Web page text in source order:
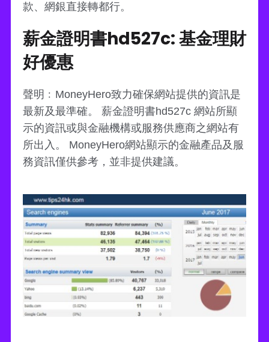
款、網銀直接轉都行。
薪金證明書hd527c: 基金理財
好優惠
聲明﹕MoneyHero致力確保網站提供的資訊是
最新及最準確。 薪金證明書hd527c 網站所顯
示的資訊或與金融機構或服務供應商之網站有
所出入。 MoneyHero網站顯示的金融產品及服
務資訊僅供參考，並非提供建議。